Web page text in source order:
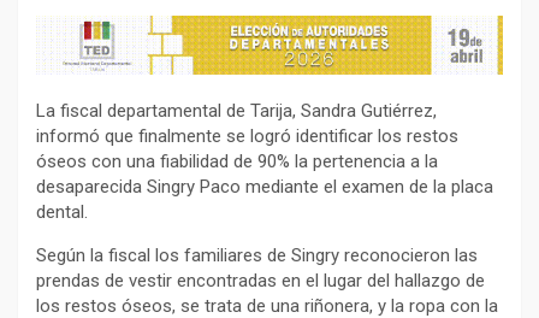
La fiscal departamental de Tarija, Sandra Gutiérrez,
informó que finalmente se logró identificar los restos
óseos con una fiabilidad de 90% la pertenencia a la
desaparecida Singry Paco mediante el examen de la placa
dental.
Según la fiscal los familiares de Singry reconocieron las
prendas de vestir encontradas en el lugar del hallazgo de
los restos óseos, se trata de una riñonera, y la ropa con la